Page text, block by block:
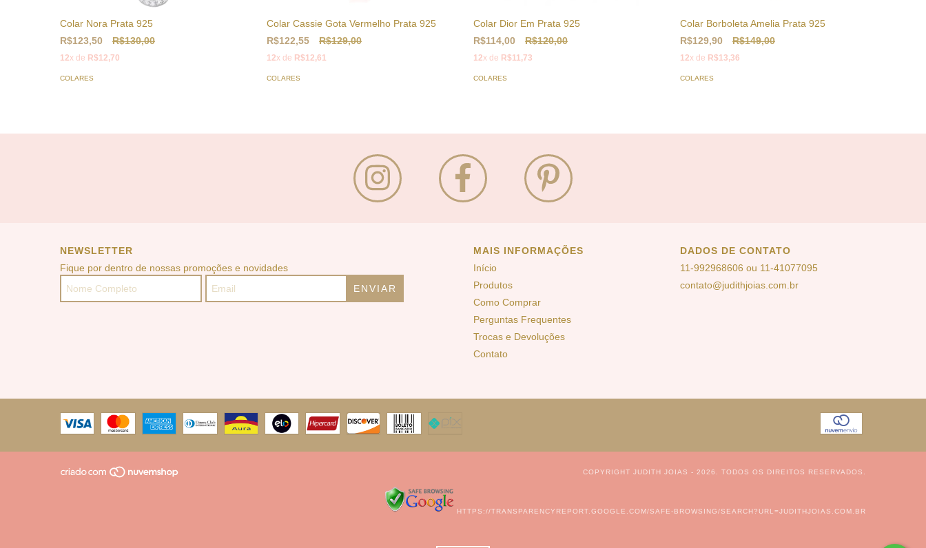
Colar Nora Prata 925
R$123,50
R$130,00
12x de R$12,70
COLARES
Colar Cassie Gota Vermelho Prata 925
R$122,55
R$129,00
12x de R$12,61
COLARES
Colar Dior Em Prata 925
R$114,00
R$120,00
12x de R$11,73
COLARES
Colar Borboleta Amelia Prata 925
R$129,90
R$149,00
12x de R$13,36
COLARES
NEWSLETTER
Fique por dentro de nossas promoções e novidades
MAIS INFORMAÇÕES
Início
Produtos
Como Comprar
Perguntas Frequentes
Trocas e Devoluções
Contato
DADOS DE CONTATO
11-992968606 ou 11-41077095
contato@judithjoias.com.br
COPYRIGHT JUDITH JOIAS - 2026. TODOS OS DIREITOS RESERVADOS.
HTTPS://TRANSPARENCYREPORT.GOOGLE.COM/SAFE-BROWSING/SEARCH?URL=JUDITHJOIAS.COM.BR